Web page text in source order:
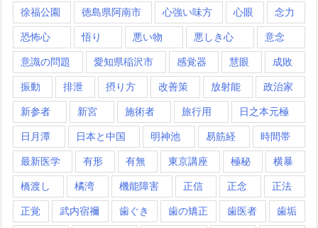
徐福公園 徳島県阿南市 心強い味方 心眼 念力
恐怖心 悟り 悪い物 悪しき心 意念
意識の問題 愛知県稲沢市 感覚器 慧眼 成敗
振動 排泄 摂り方 改善策 放射能 政治家
新参者 新宮 施術者 旅行用 日之本元極
日月潭 日本と中国 明神池 易筋経 時間帯
最新医学 有形 有無 東京講座 極秘 横暴
橋渡し 橘湾 機能障害 正信 正念 正法
正覚 武内宿禰 歯ぐき 歯の矯正 歯医者 歯垢